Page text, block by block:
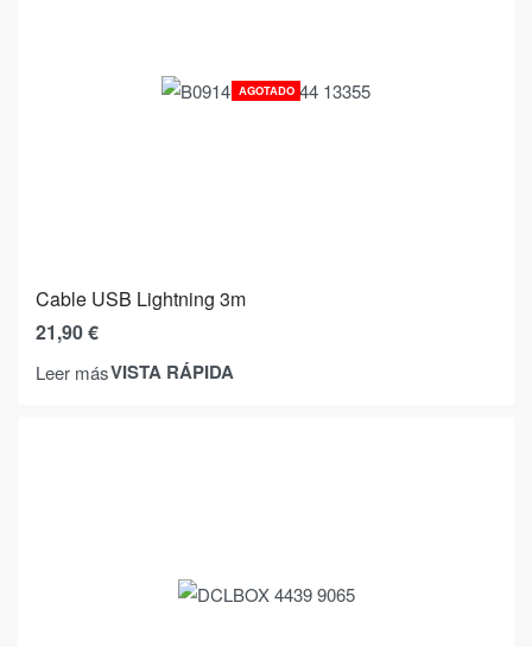
AGOTADO
Cable USB Lightning 3m
21,90€
Leer másVISTA RÁPIDA